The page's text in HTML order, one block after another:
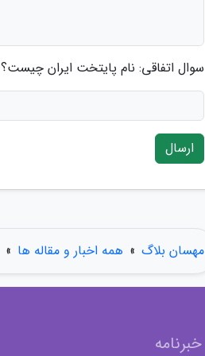
سوال اتفاقی: نام پایتخت ایران چیست؟
ارسال
مهسان بلاگ » همه اخبار و مقاله ها »
خبرنامه